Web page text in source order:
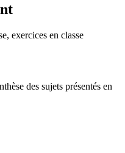
exercices en classe
des sujets présentés en